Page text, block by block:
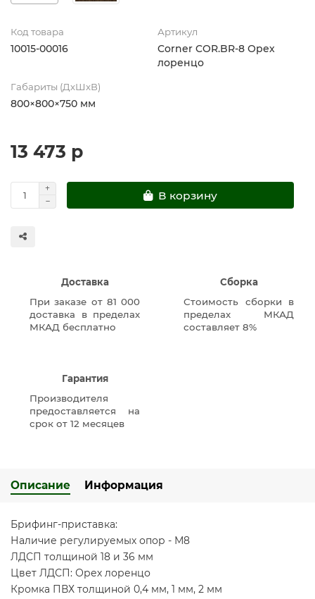
Код товара
10015-00016
Артикул
Corner COR.BR-8 Орех
лоренцо
Габариты (ДхШхВ)
800×800×750 мм
13 473 р
В корзину
Доставка
При заказе от 81 000
доставка в пределах
МКАД бесплатно
Сборка
Стоимость сборки в
пределах МКАД
составляет 8%
Гарантия
Производителя
предоставляется на
срок от 12 месяцев
Описание Информация
Брифинг-приставка:
Наличие регулируемых опор - М8
ЛДСП толщиной 18 и 36 мм
Цвет ЛДСП: Орех лоренцо
Кромка ПВХ толщиной 0,4 мм, 1 мм, 2 мм